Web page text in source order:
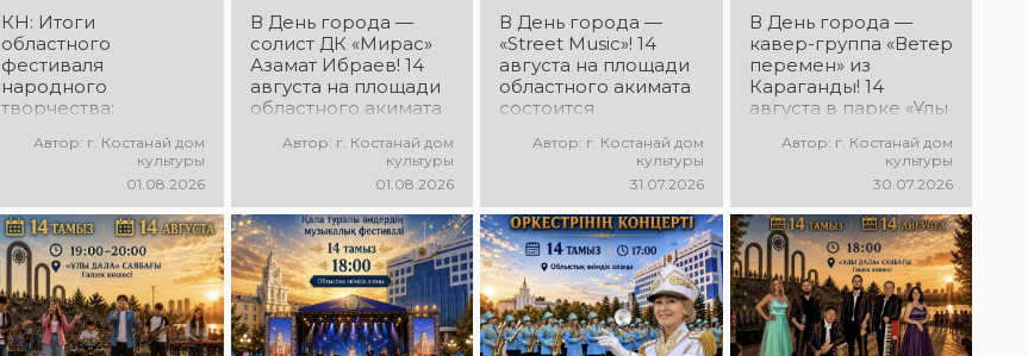
Костаная
состоится
выездной концерт
творческих
коллективов ДК
қанатындағы
Приглашаем всех
на праздничную
концертную
программу!
КН: Итоги
областного
фестиваля
народного
творчества:
Автор: г. Костанай дом
культуры
01.08.2026
В День города —
солист ДК «Мирас»
Азамат Ибраев! 14
августа на площади
областного акимата
концертная
программа Азамата
Ибраева! Вас ждут
любимые песни,
яркое выступление,
мощная энергия и
праздничное
настроение!
Автор: г. Костанай дом
культуры
01.08.2026
В День города —
«Street Music»! 14
августа на площади
областного акимата
состоится
программа
коллективов города
«Street Music»! Вас
ждут современная
музыка, яркие
выступления,
мощная энергия и
праздничное
настроение!
Автор: г. Костанай дом
культуры
31.07.2026
В День города —
кавер-группа «Ветер
перемен» из
Караганды! 14
августа в парке «Ұлы
концерт,
творчеству Юрия
Шатунова и группы
«Ласковый май»! Вас
ждут любимые
песни, тёплые
воспоминания и
особая музыкальная
атмосфера!
Автор: г. Костанай дом
культуры
30.07.2026